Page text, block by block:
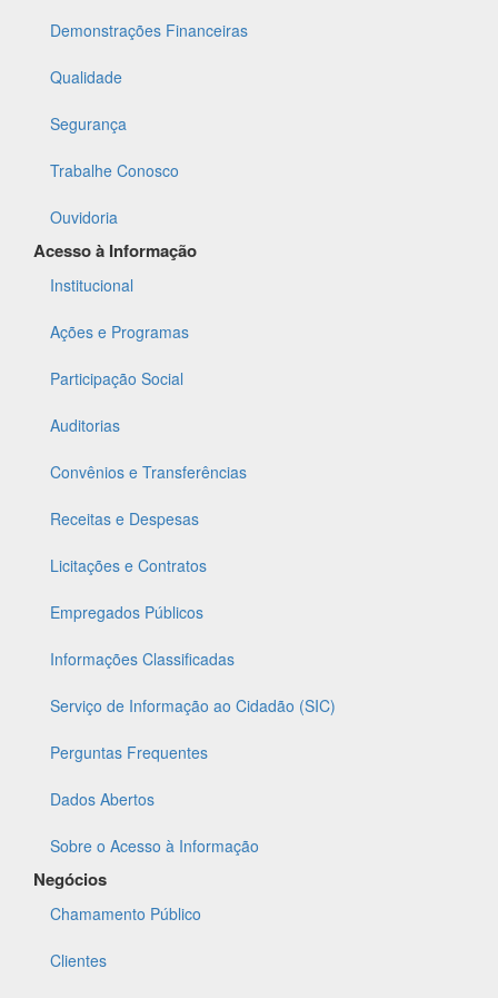
Demonstrações Financeiras
Qualidade
Segurança
Trabalhe Conosco
Ouvidoria
Acesso à Informação
Institucional
Ações e Programas
Participação Social
Auditorias
Convênios e Transferências
Receitas e Despesas
Licitações e Contratos
Empregados Públicos
Informações Classificadas
Serviço de Informação ao Cidadão (SIC)
Perguntas Frequentes
Dados Abertos
Sobre o Acesso à Informação
Negócios
Chamamento Público
Clientes